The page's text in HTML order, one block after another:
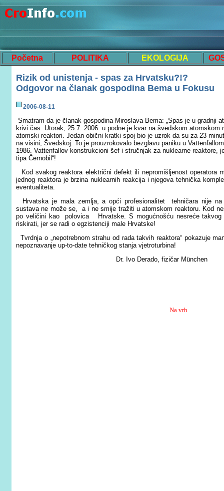
Početna POLITIKA EKOLOGIJA
Rizik od unistenja - spas za Hrvatsku?!?
Odgovor na članak gospodina Bema u Fokusu
2006-08-11
Smatram da je članak gospodina Miroslava Bema: „Spas je u gradnji
krivi čas. Utorak, 25.7. 2006. u podne je kvar na švedskom atomskom
atomski reaktori. Jedan obični kratki spoj bio je uzrok da su za 23
na visini, Švedskoj. To je prouzrokovalo bezglavu paniku u
1986. Vattenfallov konstrukcioni šef i stručnjak za nuklearne reaktore,
tipa Černobil“!
Kod svakog reaktora električni defekt ili nepromišljenost operatora
jednog reaktora je brzina nuklearnih reakcija i njegova tehnička
eventualiteta.
Hrvatska je mala zemlja, a opći profesionalitet tehničara nije na
sustava ne može se, a i ne smije tražiti u atomskom reaktoru. Kod
po veličini kao polovica Hrvatske. S mogućnošću nesreće
riskirati, jer se radi o egzistenciji male Hrvatske!
Tvrdnja o „nepotrebnom strahu od rada takvih reaktora“ pokazuje
nepoznavanje up-to-date tehničkog stanja vjetroturbina!
Dr. Ivo Derado, fizičar München
Na vrh